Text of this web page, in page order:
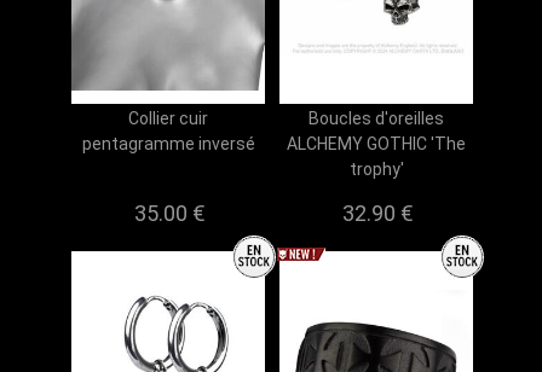
Collier cuir
pentagramme inversé
35.00 €
Boucles d'oreilles
ALCHEMY GOTHIC 'The
trophy'
32.90 €